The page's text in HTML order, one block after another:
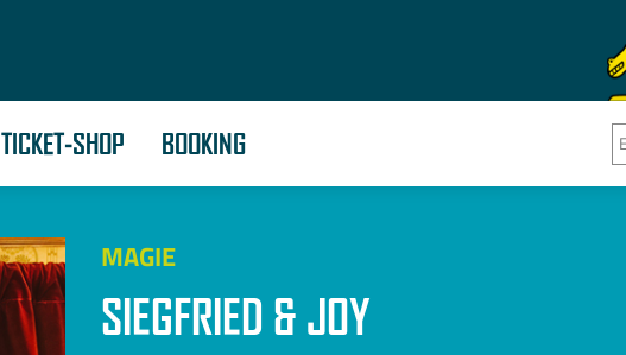
TICKET-SHOP BOOKING
MAGIE
SIEGFRIED & JOY